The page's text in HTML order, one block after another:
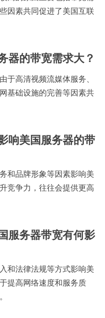
因素共同促进了美国互联
器的带宽需求大？
于高清视频流媒体服务、
基础设施的完善等因素共
响美国服务器的带
和品牌形象等因素影响美
竞争力，往往会提供更高
服务器带宽有何影
和法律法规等方式影响美
提高网络速度和服务质